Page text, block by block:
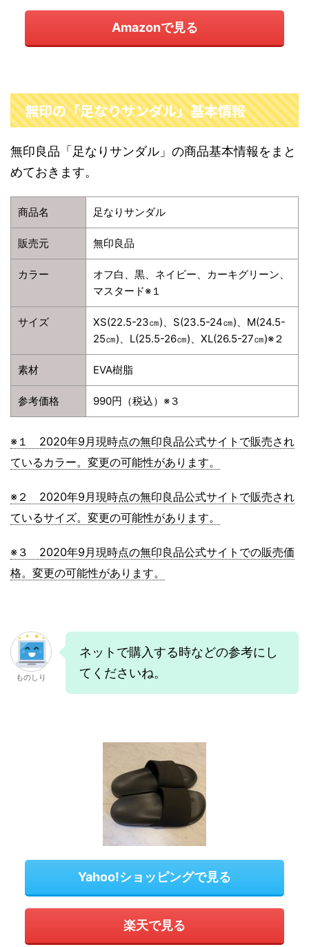
Amazonで見る
無印の「足なりサンダル」基本情報
無印良品「足なりサンダル」の商品基本情報をまと
めておきます。
商品名 足なりサンダル
販売元 無印良品
カラー
オフ白、黒、ネイビー、カーキグリーン、
マスタード※１
サイズ
XS(22.5-23㎝)、S(23.5-24㎝)、M(24.5-
25㎝)、L(25.5-26㎝)、XL(26.5-27㎝)※２
素材 EVA樹脂
参考価格 990円（税込）※３
※１ 2020年9月現時点の無印良品公式サイトで販売され
ているカラー。変更の可能性があります。
※２ 2020年9月現時点の無印良品公式サイトで販売され
ているサイズ。変更の可能性があります。
※３ 2020年9月現時点の無印良品公式サイトでの販売価
格。変更の可能性があります。
ものしり
ネットで購入する時などの参考にし
てくださいね。
Yahoo!ショッピングで見る
楽天で見る